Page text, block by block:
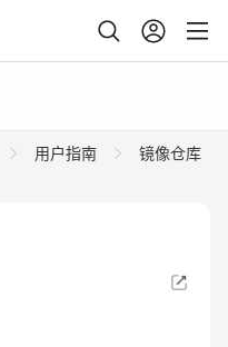
用户指南
镜像仓库